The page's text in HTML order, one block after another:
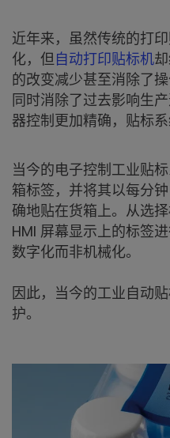
近年来，虽然传统的打
化，但自动打印贴标机
的改变减少甚至消除了
同时消除了过去影响生
器控制更加精确，贴标
当今的电子控制工业贴
箱标签，并将其以每分
确地贴在货箱上。从选
HMI 屏幕显示上的标签
数字化而非机械化
因此，当今的工业自动
护。